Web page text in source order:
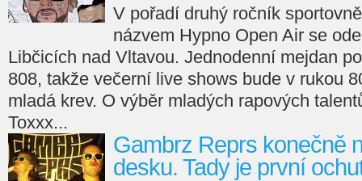
V pořadí druhý ročník
názvem Hypno Open Air se
Libčicích nad Vltavou. Jednodenní mejdan
808, takže večerní live shows bude v rukou
mladá krev. O výběr mladých rapových
Toxxx...
Gambrz Reprs konečně
desku. Tady je první